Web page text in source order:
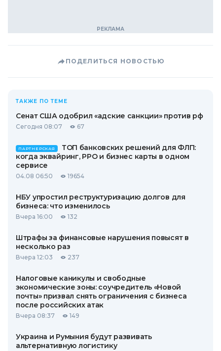
ПОДЕЛИТЬСЯ НОВОСТЬЮ
ТАКЖЕ ПО ТЕМЕ
Сенат США одобрил «адские санкции» против рф
Сегодня 08:07 67
ПАРТНЕРСКАЯ
ТОП банковских решений для ФЛП:
когда эквайринг, РРО и бизнес карты в одном
сервисе
04.08 06:50 19654
НБУ упростил реструктуризацию долгов для
бизнеса: что изменилось
Вчера 16:00 132
Штрафы за финансовые нарушения повысят в
несколько раз
Вчера 12:03 237
Налоговые каникулы и свободные
экономические зоны: соучредитель «Новой
почты» призвал снять ограничения с бизнеса
после российских атак
Вчера 08:37 149
Украина и Румыния будут развивать
альтернативную логистику